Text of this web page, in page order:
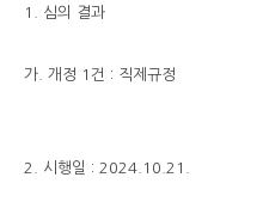
1. 심의 결과
가. 개정 1건 : 직제규정
2. 시행일 : 2024.10.21.